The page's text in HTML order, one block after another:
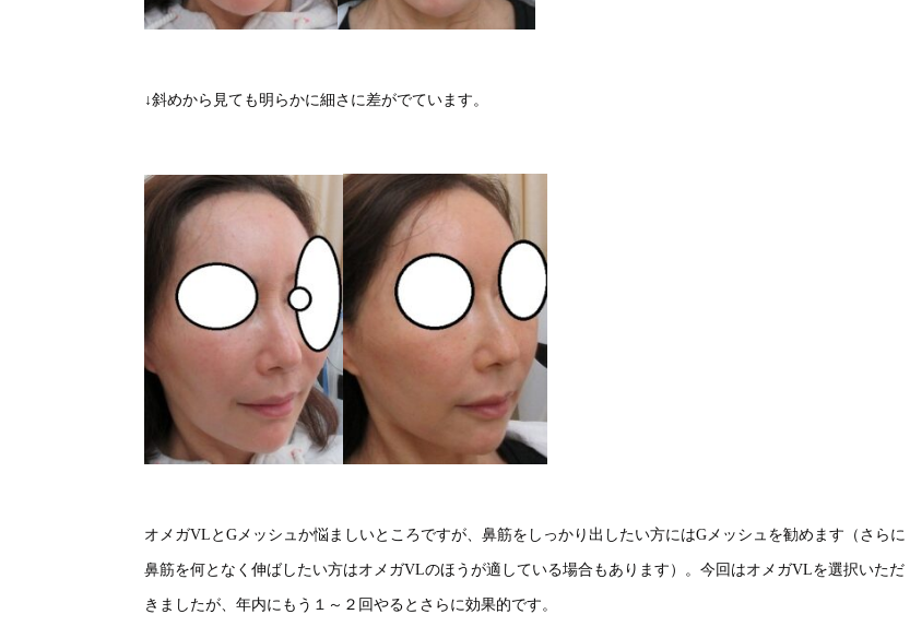
↓斜めから見ても明らかに細さに差がでています。
オメガVLとGメッシュか悩ましいところですが、鼻筋をしっかり出したい方にはGメッシュを勧めます（さらに
鼻筋を何となく伸ばしたい方はオメガVLのほうが適している場合もあります）。今回はオメガVLを選択いただ
きましたが、年内にもう１～２回やるとさらに効果的です。